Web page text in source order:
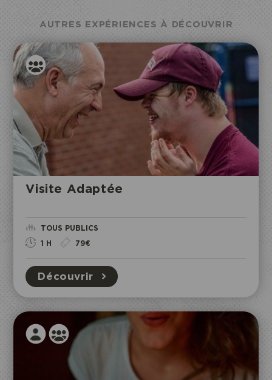
AUTRES EXPÉRIENCES À DÉCOUVRIR
Visite Adaptée
TOUS PUBLICS
1 H 79€
Découvrir
ECOPARC
Je réserve mon entrée